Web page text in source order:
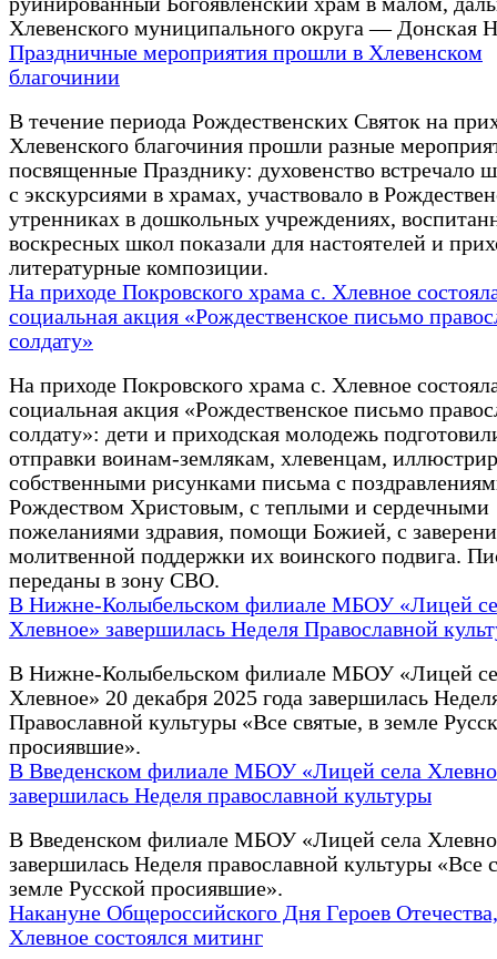
Хлевенского муниципального округа — Донская
Праздничные мероприятия прошли в Хлевенском
благочинии
В течение периода Рождественских Святок на
Хлевенского благочиния прошли разные
посвященные Празднику: духовенство встречало
с экскурсиями в храмах, участвовало в
утренниках в дошкольных учреждениях,
воскресных школ показали для настоятелей и
литературные композиции.
На приходе Покровского храма с. Хлевное
социальная акция «Рождественское письмо
солдату»
На приходе Покровского храма с. Хлевное
социальная акция «Рождественское письмо
солдату»: дети и приходская молодежь
отправки воинам-землякам, хлевенцам,
собственными рисунками письма с
Рождеством Христовым, с теплыми и сердечными
пожеланиями здравия, помощи Божией, с
молитвенной поддержки их воинского подвига.
переданы в зону СВО.
В Нижне-Колыбельском филиале МБОУ «Лицей
Хлевное» завершилась Неделя Православной
В Нижне-Колыбельском филиале МБОУ «Лицей
Хлевное» 20 декабря 2025 года завершилась
Православной культуры «Все святые, в земле
просиявшие».
В Введенском филиале МБОУ «Лицей села
завершилась Неделя православной культуры
В Введенском филиале МБОУ «Лицей села
завершилась Неделя православной культуры «Все
земле Русской просиявшие».
Накануне Общероссийского Дня Героев
Хлевное состоялся митинг